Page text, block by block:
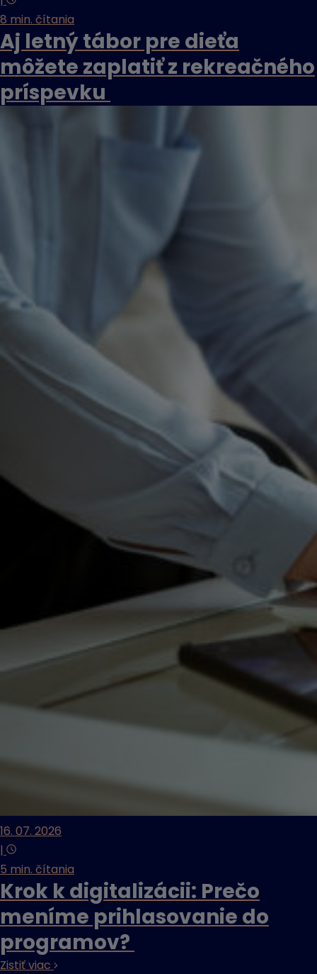
8 min. čítania
Aj letný tábor pre dieťa
môžete zaplatiť z rekreačného
príspevku
16. 07. 2026
|
5 min. čítania
Krok k digitalizácii: Prečo
meníme prihlasovanie do
programov?
Zistiť viac